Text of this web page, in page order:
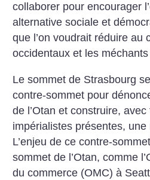
collaborer pour encourager
alternative sociale et
que l’on voudrait réduire au
occidentaux et les
Le sommet de Strasbourg
contre-sommet pour
de l’Otan et construire,
impérialistes présentes,
L’enjeu de ce contre-
sommet de l’Otan, comme
du commerce (OMC) à